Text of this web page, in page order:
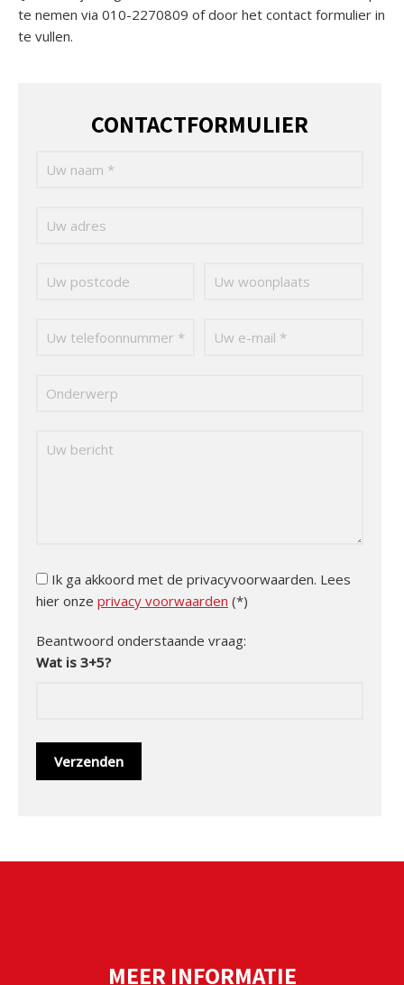
te nemen via 010-2270809 of door het contact formulier in
te vullen.
CONTACTFORMULIER
Ik ga akkoord met de privacyvoorwaarden. Lees
hier onze privacy voorwaarden (*)
Beantwoord onderstaande vraag:
Wat is 3+5?
MEER INFORMATIE